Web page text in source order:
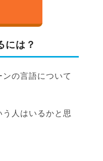
には？
の言語について
人はいるかと思